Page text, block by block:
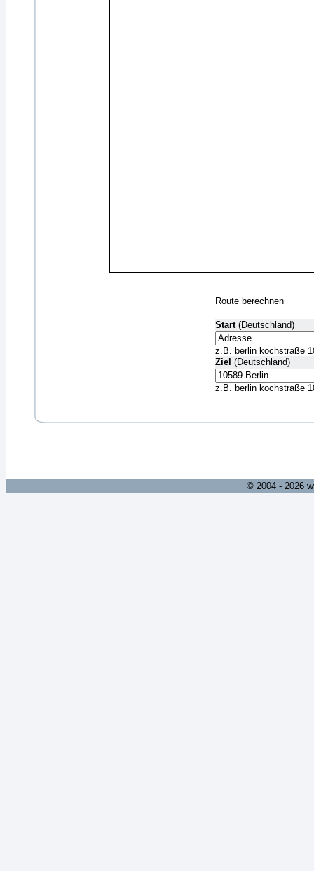
Route berechnen
Start(Deutschland)
z.B. berlin kochstraße
Ziel (Deutschland)
z.B. berlin kochstraße
© 2004 - 2026